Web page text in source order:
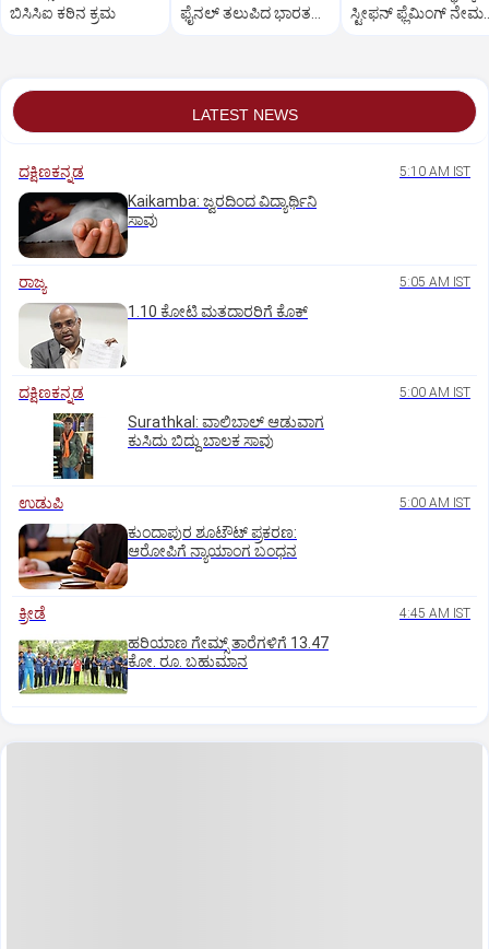
ಬಿಸಿಸಿಐ ಕಠಿನ ಕ್ರಮ
ಫೈನಲ್‌ ತಲುಪಿದ ಭಾರತದ
ಸ್ಟೀಫನ್ ಫ್ಲೆಮಿಂಗ್
LATEST NEWS
ದಕ್ಷಿಣಕನ್ನಡ 5:10 AM IST
Kaikamba: ಜ್ವರದಿಂದ ವಿದ್ಯಾರ್ಥಿನಿ
ಸಾವು
ರಾಜ್ಯ 5:05 AM IST
1.10 ಕೋಟಿ ಮತದಾರರಿಗೆ ಕೊಕ್‌
ದಕ್ಷಿಣಕನ್ನಡ 5:00 AM IST
Surathkal: ವಾಲಿಬಾಲ್ ಆಡುವಾಗ
ಕುಸಿದು ಬಿದ್ದು ಬಾಲಕ ಸಾವು
ಉಡುಪಿ 5:00 AM IST
ಕುಂದಾಪುರ ಶೂಟೌಟ್ ಪ್ರಕರಣ:
ಆರೋಪಿಗೆ ನ್ಯಾಯಾಂಗ ಬಂಧನ
ಕ್ರೀಡೆ 4:45 AM IST
ಹರಿಯಾಣ ಗೇಮ್ಸ್‌ ತಾರೆಗಳಿಗೆ 13.47
ಕೋ. ರೂ. ಬಹುಮಾನ